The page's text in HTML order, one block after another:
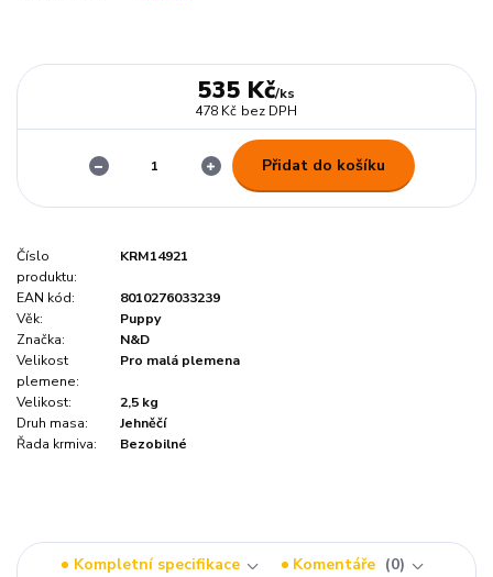
535 Kč/ks
478 Kč bez DPH
Přidat do košíku
Číslo
produktu:
KRM14921
EAN kód:
8010276033239
Věk:
Puppy
Značka:
N&D
Velikost
plemene:
Pro malá plemena
Velikost:
2,5 kg
Druh masa:
Jehněčí
Řada krmiva:
Bezobilné
Kompletní specifikace Komentáře
0